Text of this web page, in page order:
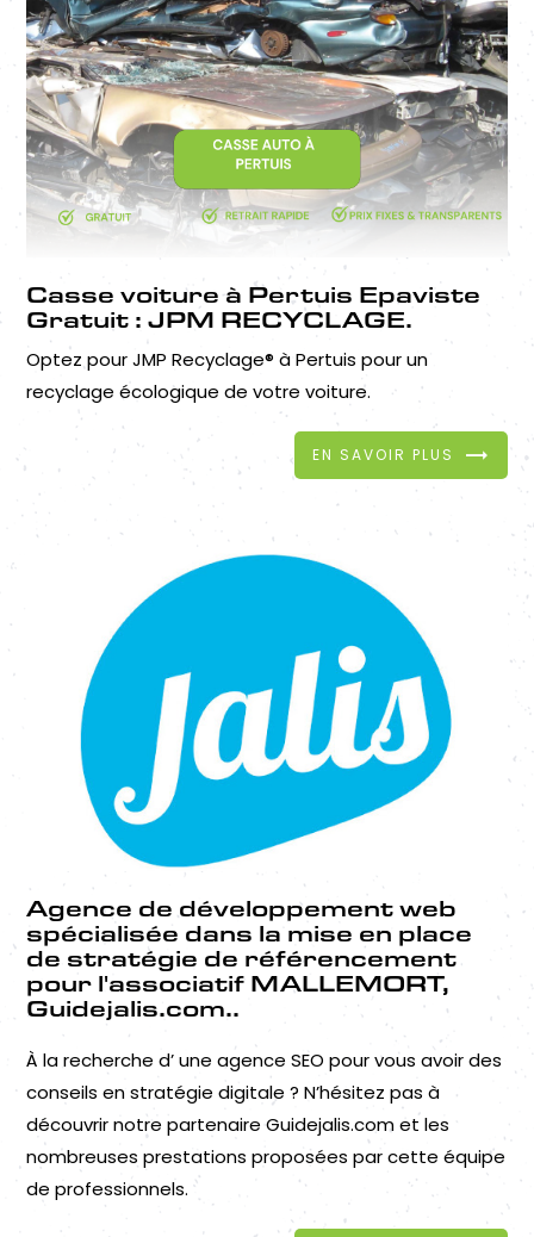
Casse voiture à Pertuis Epaviste
Gratuit : JPM RECYCLAGE.
Optez pour JMP Recyclage® à Pertuis pour un
recyclage écologique de votre voiture.
EN SAVOIR PLUS
Agence de développement web
spécialisée dans la mise en place
de stratégie de référencement
pour l'associatif MALLEMORT,
Guidejalis.com..
À la recherche d’ une agence SEO pour vous avoir des
conseils en stratégie digitale ? N’hésitez pas à
découvrir notre partenaire Guidejalis.com et les
nombreuses prestations proposées par cette équipe
de professionnels.